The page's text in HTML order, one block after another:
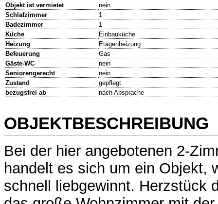
Objekt ist vermietet
nein
Schlafzimmer
1
Badezimmer
1
Küche
Einbauküche
Heizung
Etagenheizung
Befeuerung
Gas
Gäste-WC
nein
Seniorengerecht
nein
Zustand
gepflegt
bezugsfrei ab
nach Absprache
OBJEKTBESCHREIBUNG
Bei der hier angebotenen 2-
handelt es sich um ein Objekt,
schnell liebgewinnt. Herzstück